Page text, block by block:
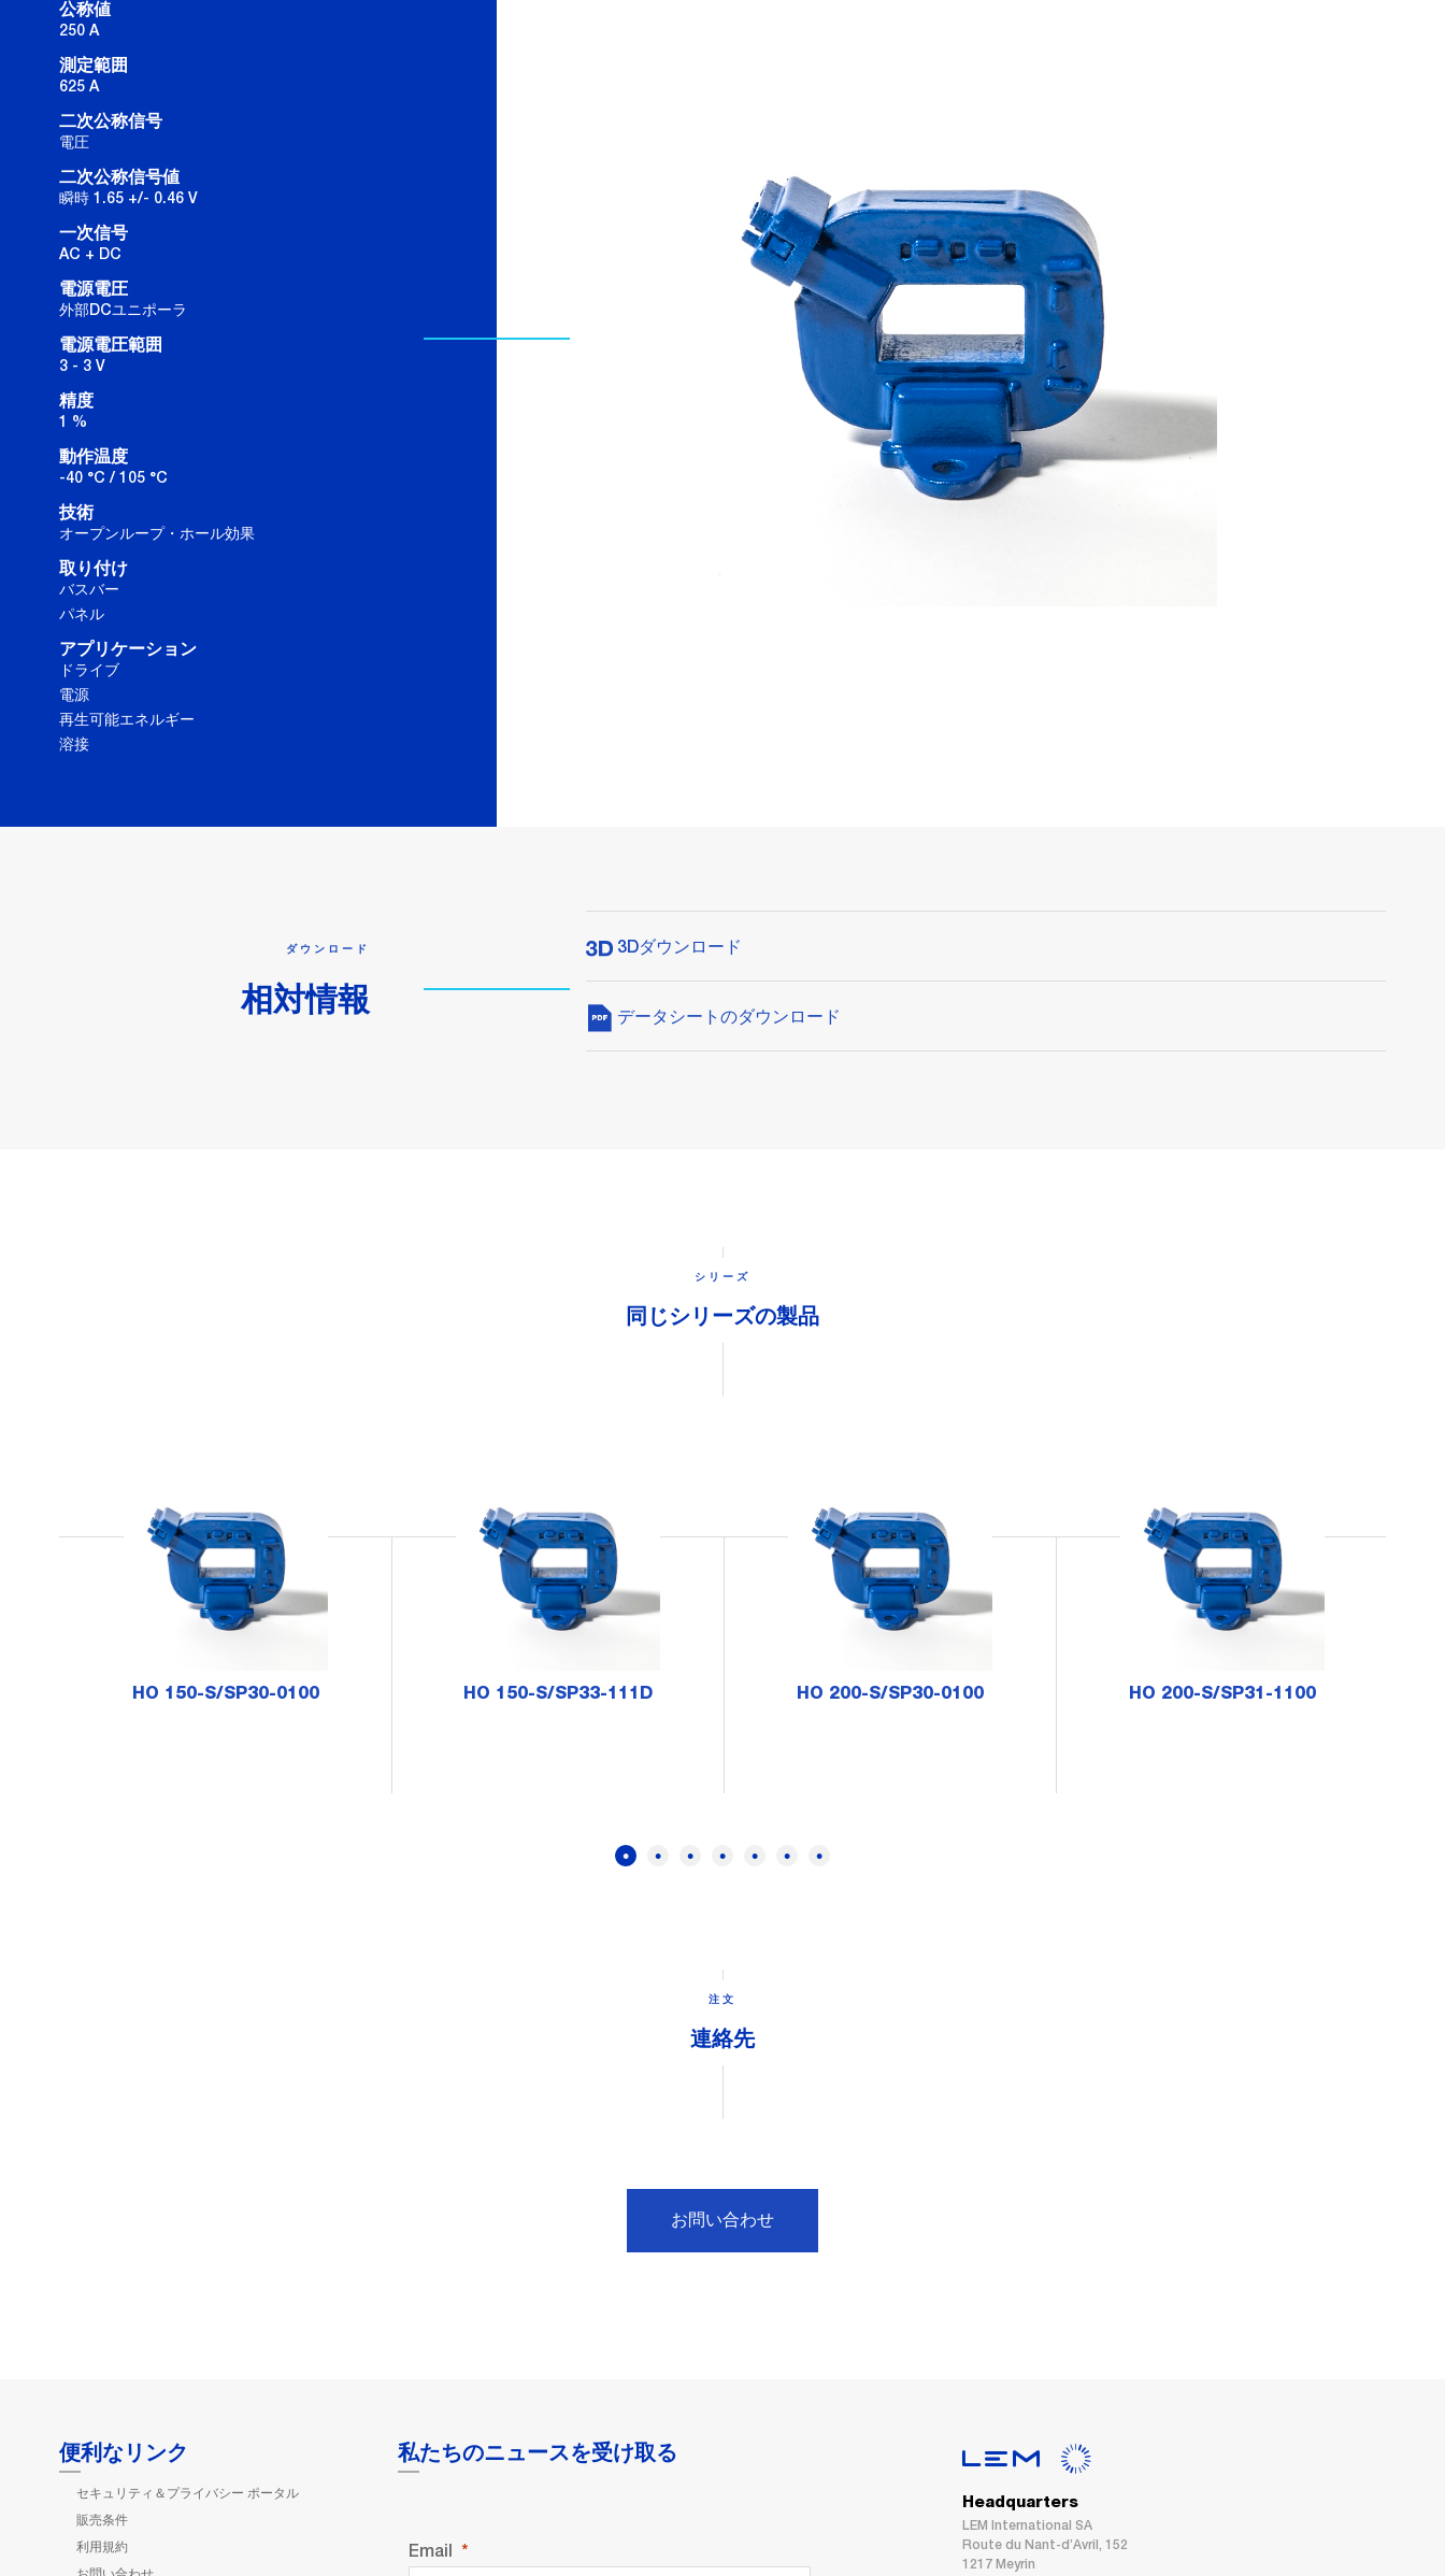
公称値
250 A
測定範囲
625 A
二次公称信号
電圧
二次公称信号値
瞬時 1.65 +/- 0.46 V
一次信号
AC + DC
電源電圧
外部DCユニポーラ
電源電圧範囲
3 - 3 V
精度
1 %
動作温度
-40 °C / 105 °C
技術
オープンループ・ホール効果
取り付け
バスバー
パネル
アプリケーション
ドライブ
電源
再生可能エネルギー
溶接
ダウンロード
相対情報
3Dダウンロード
データシートのダウンロード
シリーズ
同じシリーズの製品
HO 150-S/SP30-0100 HO 150-S/SP33-111D HO 200-S/SP30-0100 HO 200-S/SP31-1100
注文
連絡先
お問い合わせ
便利なリンク
セキュリティ＆プライバシー ポータル
販売条件
利用規約
私たちのニュースを受け取る
Email
Headquarters
LEM International SA
Route du Nant-d’Avril, 152
1217 Meyrin